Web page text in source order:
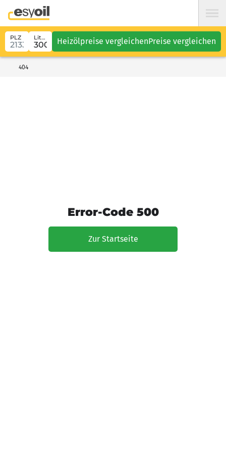
PLZ Liter Heizölpreise vergleichenPreise vergleichen
404
Error-Code 500
Zur Startseite